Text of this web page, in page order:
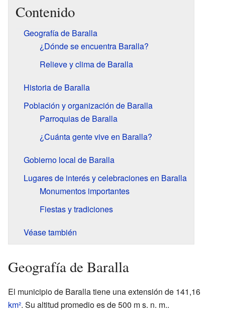
Contenido
Geografía de Baralla
¿Dónde se encuentra Baralla?
Relieve y clima de Baralla
Historia de Baralla
Población y organización de Baralla
Parroquias de Baralla
¿Cuánta gente vive en Baralla?
Gobierno local de Baralla
Lugares de interés y celebraciones en Baralla
Monumentos importantes
Fiestas y tradiciones
Véase también
Geografía de Baralla
El municipio de Baralla tiene una extensión de 141,16
km². Su altitud promedio es de 500 m s. n. m..